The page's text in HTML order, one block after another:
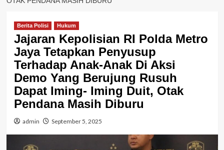
Berita Polisi Hukum
Jajaran Kepolisian RI Polda Metro
Jaya Tetapkan Penyusup
Terhadap Anak-Anak Di Aksi
Demo Yang Berujung Rusuh
Dapat Iming- Iming Duit, Otak
Pendana Masih Diburu
admin September 5, 2025